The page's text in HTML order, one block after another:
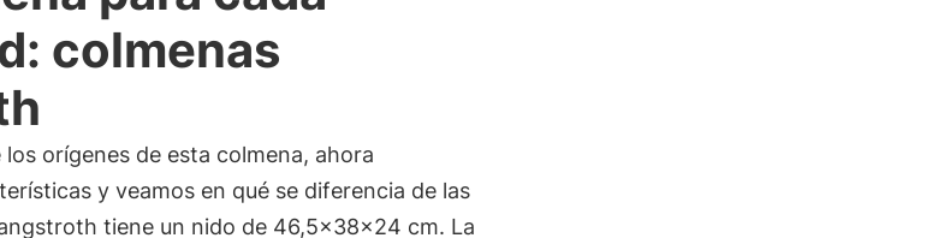
colmenas
orígenes de esta colmena, ahora
y veamos en qué se diferencia de las
tiene un nido de 46,5x38x24 cm. La